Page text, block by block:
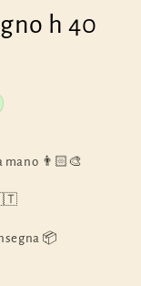
h 40
mano 👨🏻‍🎨
📦